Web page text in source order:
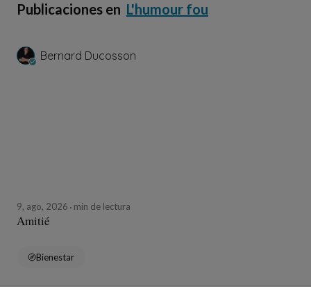
Publicaciones en L'humour fou
Bernard Ducosson
9, ago, 2026 min de lectura
Amitié
Bienestar